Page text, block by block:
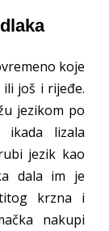
koje
ili još i rijeđe.
jezikom po
lizala
jezik kao
dala im je
krzna i
nakupi